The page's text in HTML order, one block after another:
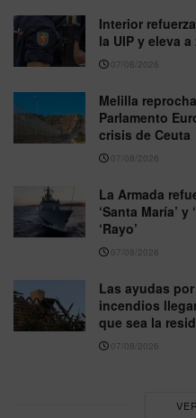
Interior
la UIP y eleva
07/08/2026
Melilla
Parlamento
crisis de Ceuta
07/08/2026
La Armada
‘Santa María’
‘Rayo’
07/08/2026
Las ayudas
incendios
que sea la
07/08/2026